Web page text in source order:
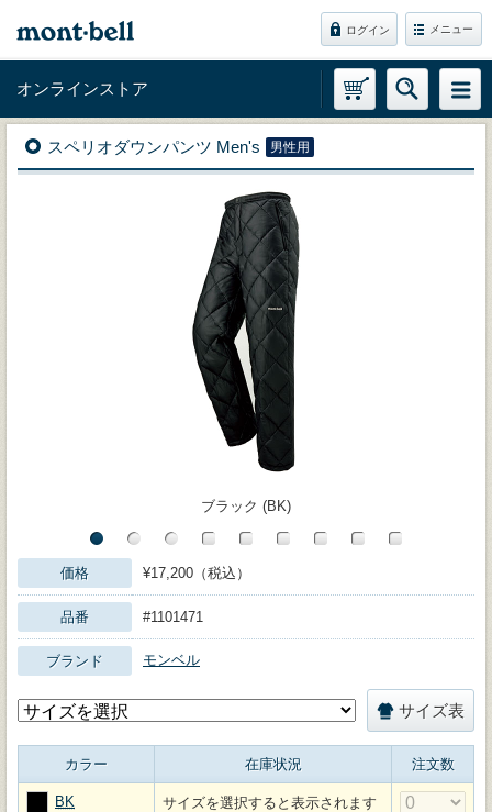
ログイン メニュー
オンラインストア
スペリオダウンパンツ Men's 男性用
ブラック (BK)
価格 ¥17,200（税込）
品番 #1101471
ブランド モンベル
サイズ表
カラー 在庫状況 注文数
BK サイズを選択すると表示されます